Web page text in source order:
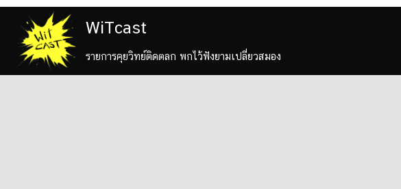
WiTcast
รายการคุยวิทย์ติดตลก พกไว้ฟังยามเปลี่ยวสมอง